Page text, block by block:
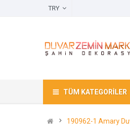
TÜM KATEGORILER
190962-1 Amary